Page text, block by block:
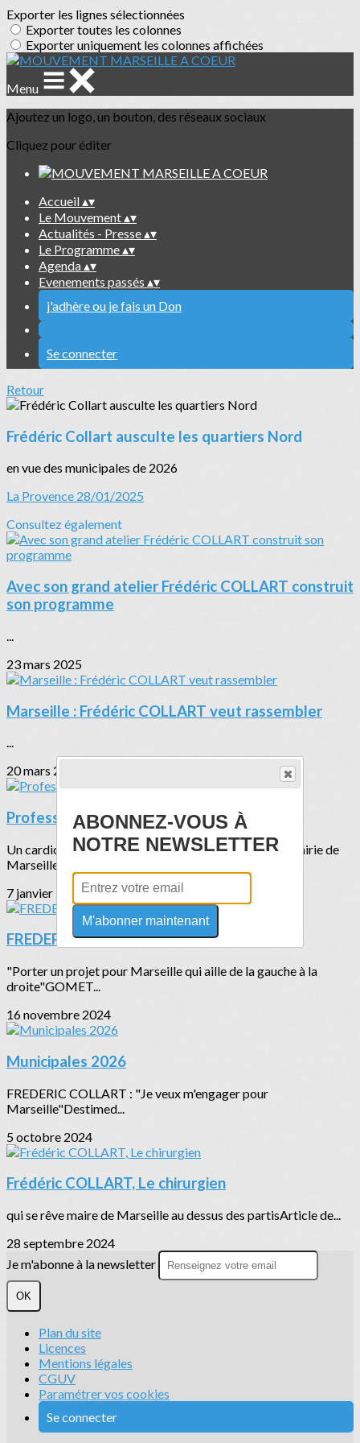
Exporter les lignes sélectionnées
Exporter toutes les colonnes
Exporter uniquement les colonnes affichées
Menu
Ajoutez un logo, un bouton, des réseaux sociaux
Cliquez pour éditer
Accueil▴▾
Le Mouvement▴▾
Actualités - Presse▴▾
Le Programme▴▾
Agenda▴▾
Evenements passés ▴▾
j'adhère ou je fais un Don
Se connecter
Retour
Frédéric Collart ausculte les quartiers Nord
en vue des municipales de 2026
La Provence 28/01/2025
Consultez également
Avec son grand atelier Frédéric COLLART construit
son programme
...
23 mars 2025
Marseille : Frédéric COLLART veut rassembler
...
20 mars 2025
Professeur Frédéric COLLART
Un cardiologue de l'AP-HM se lance à l'assaut de la mairie de
MarseilleWHAT'UP DOC...
7 janvier 2025
FREDERIC COLLART :
"Porter un projet pour Marseille qui aille de la gauche à la
droite"GOMET...
16 novembre 2024
Municipales 2026
FREDERIC COLLART : "Je veux m'engager pour
Marseille"Destimed...
5 octobre 2024
Frédéric COLLART, Le chirurgien
qui se rêve maire de Marseille au dessus des partisArticle de...
28 septembre 2024
Je m'abonne à la newsletter
OK
Plan du site
Licences
Mentions légales
CGUV
Paramétrer vos cookies
Se connecter
ABONNEZ-VOUS À
NOTRE NEWSLETTER
M'abonner maintenant